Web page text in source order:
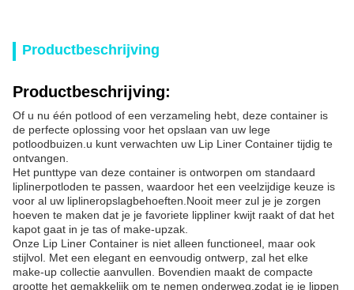
Productbeschrijving
Productbeschrijving:
Of u nu één potlood of een verzameling hebt, deze container is
de perfecte oplossing voor het opslaan van uw lege
potloodbuizen.u kunt verwachten uw Lip Liner Container tijdig te
ontvangen.
Het punttype van deze container is ontworpen om standaard
liplinerpotloden te passen, waardoor het een veelzijdige keuze is
voor al uw liplineropslagbehoeften.Nooit meer zul je je zorgen
hoeven te maken dat je je favoriete lippliner kwijt raakt of dat het
kapot gaat in je tas of make-upzak.
Onze Lip Liner Container is niet alleen functioneel, maar ook
stijlvol. Met een elegant en eenvoudig ontwerp, zal het elke
make-up collectie aanvullen. Bovendien maakt de compacte
grootte het gemakkelijk om te nemen onderweg,zodat je je lippen